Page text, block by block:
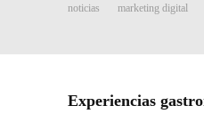
noticias marketing digital
Experiencias